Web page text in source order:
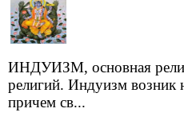
ИНДУИЗМ, основная
религий. Индуизм возник
причем св...